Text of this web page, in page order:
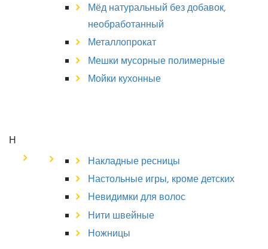
Мёд натуральный без добавок,
необработанный
Металлопрокат
Мешки мусорные полимерные
Мойки кухонные
Н
Накладные ресницы
Настольные игры, кроме детских
Невидимки для волос
Нити швейные
Ножницы